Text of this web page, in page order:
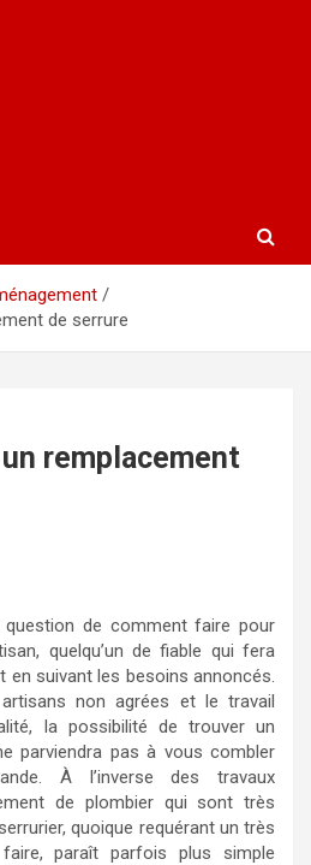
de serrure
remplacement
de comment faire pour
quelqu’un de fiable qui fera
en suivant les besoins annoncés.
non agrées et le travail
la possibilité de trouver un
parviendra pas à vous combler
À l’inverse des travaux
de plombier qui sont très
quoique requérant un très
paraît parfois plus simple